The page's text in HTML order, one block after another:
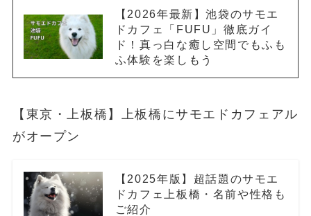
【2026年最新】池袋のサモエ
ドカフェ「FUFU」徹底ガイ
ド！真っ白な癒し空間でもふも
ふ体験を楽しもう
【東京・上板橋】上板橋にサモエドカフェアル
がオープン
【2025年版】超話題のサモエ
ドカフェ上板橋・名前や性格も
ご紹介